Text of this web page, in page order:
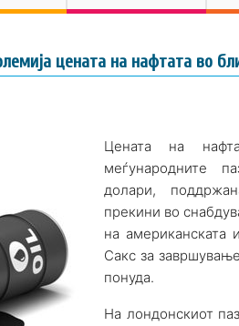
цената на нафтата во
Цената на
меѓународните
долари,
прекини во
на американската
Сакс за
понуда.
На лондонскиот